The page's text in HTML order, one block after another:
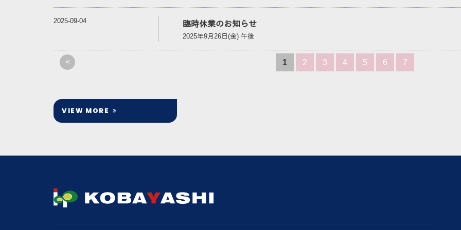
2025-09-04 臨時休業のお知らせ
2025年9月26日(金) 午後
< 1 2 3 4 5 6 7
VIEW MORE